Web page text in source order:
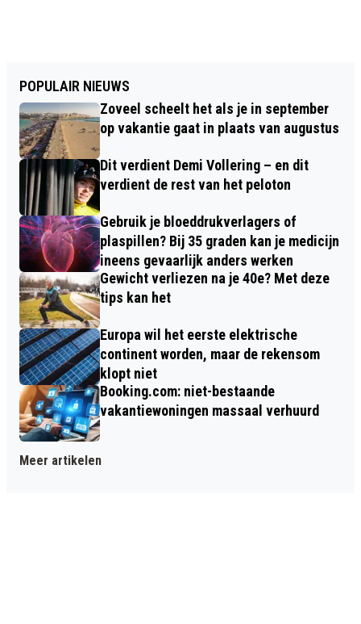
POPULAIR NIEUWS
Zoveel scheelt het als je in september
op vakantie gaat in plaats van augustus
Dit verdient Demi Vollering – en dit
verdient de rest van het peloton
Gebruik je bloeddrukverlagers of
plaspillen? Bij 35 graden kan je medicijn
ineens gevaarlijk anders werken
Gewicht verliezen na je 40e? Met deze
tips kan het
Europa wil het eerste elektrische
continent worden, maar de rekensom
klopt niet
Booking.com: niet-bestaande
vakantiewoningen massaal verhuurd
Meer artikelen